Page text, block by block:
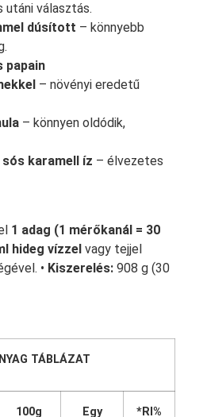
utáni választás.
dúsított – könnyebb
papain
– növényi eredetű
– könnyen oldódik,
sós karamell íz – élvezetes
1 adag (1 mérőkanál = 30
hideg vízzel vagy tejjel
• Kiszerelés: 908 g (30
TÁBLÁZAT
100g Egy *RI%